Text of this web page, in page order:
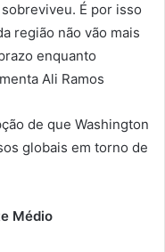
É por isso
região não vão mais
enquanto
Ali Ramos
de que Washington
globais em torno de
Médio